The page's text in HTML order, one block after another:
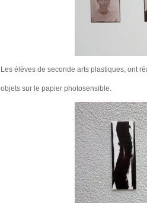
Les élèves de seconde arts plastiques, ont
objets sur le papier photosensible.